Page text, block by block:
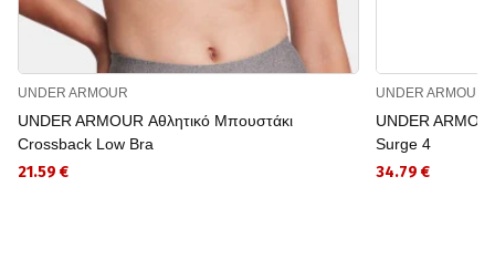
UNDER ARMOUR
UNDER ARMOUR Αθλητικό Μπουστάκι
Crossback Low Bra
21.59 €
UNDER ARMOUR
UNDER
Surge 4
34.79 €